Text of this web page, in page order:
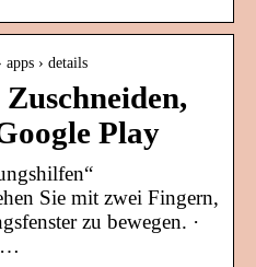
› details
Play
Sie mit zwei Fingern,
zu bewegen. ·
…